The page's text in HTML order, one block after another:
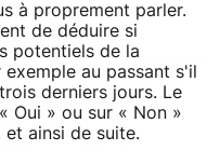
à proprement parler.
de déduire si
potentiels de la
au passant s'il
derniers jours. Le
Oui » ou sur « Non »
ainsi de suite.